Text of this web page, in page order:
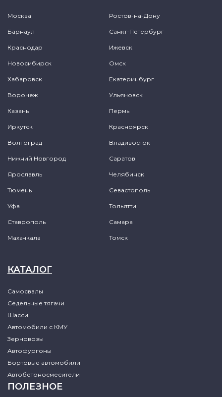
Москва Ростов-на-Дону
Барнаул Санкт-Петербург
Краснодар Ижевск
Новосибирск Омск
Хабаровск Екатеринбург
Воронеж Ульяновск
Казань Пермь
Иркутск Красноярск
Волгоград Владивосток
Нижний Новгород Саратов
Ярославль Челябинск
Тюмень Севастополь
Уфа Тольятти
Ставрополь Самара
Махачкала Томск
КАТАЛОГ
Самосвалы
Седельные тягачи
Шасси
Автомобили с КМУ
Зерновозы
Автофургоны
Бортовые автомобили
Автобетоносмесители
ПОЛЕЗНОЕ